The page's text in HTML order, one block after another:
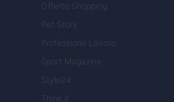
Offerte Shopping
Pet Story
Professione Lavoro
Sport Magazine
Style24
Think.it